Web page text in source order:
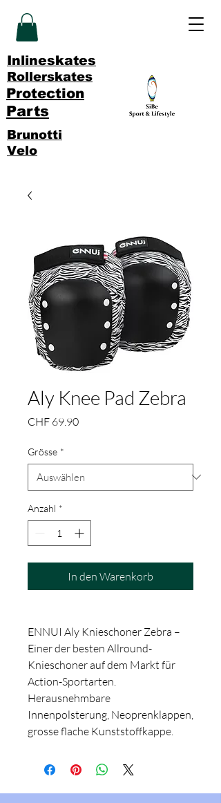
Inlineskates
Rollerskates
Protection
Parts
Brunotti
Velo
Aly Knee Pad Zebra
CHF 69.90Preis
Grösse *
Anzahl *
In den Warenkorb
ENNUI Aly Knieschoner Zebra –
Einer der besten Allround-
Knieschoner auf dem Markt für
Action-Sportarten.
Herausnehmbare
Innenpolsterung, Neoprenklappen,
grosse flache Kunststoffkappe.